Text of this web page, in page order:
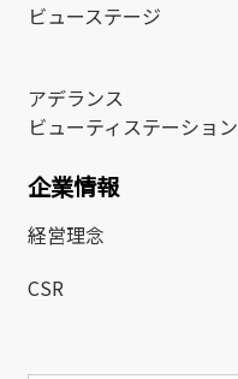
ビューステージ
アデランス
ビューティステーション
企業情報
経営理念
CSR